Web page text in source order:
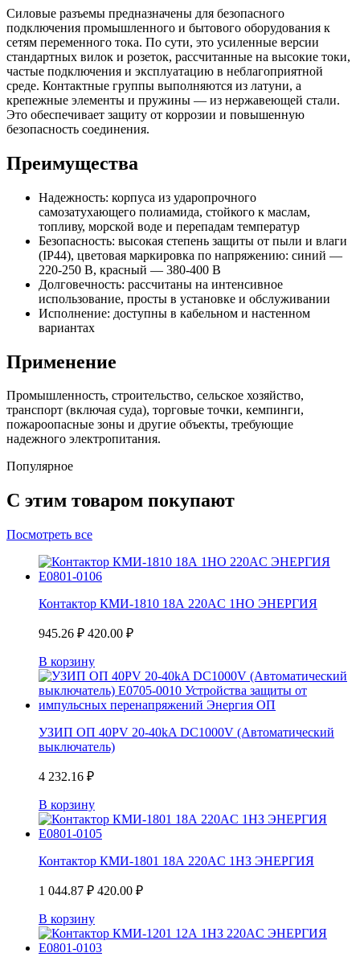
Силовые разъемы предназначены для безопасного
подключения промышленного и бытового оборудования к
сетям переменного тока. По сути, это усиленные версии
стандартных вилок и розеток, рассчитанные на высокие токи,
частые подключения и эксплуатацию в неблагоприятной
среде. Контактные группы выполняются из латуни, а
крепежные элементы и пружины — из нержавеющей стали.
Это обеспечивает защиту от коррозии и повышенную
безопасность соединения.
Преимущества
Надежность: корпуса из ударопрочного
самозатухающего полиамида, стойкого к маслам,
топливу, морской воде и перепадам температур
Безопасность: высокая степень защиты от пыли и влаги
(IP44), цветовая маркировка по напряжению: синий —
220-250 В, красный — 380-400 В
Долговечность: рассчитаны на интенсивное
использование, просты в установке и обслуживании
Исполнение: доступны в кабельном и настенном
вариантах
Применение
Промышленность, строительство, сельское хозяйство,
транспорт (включая суда), торговые точки, кемпинги,
пожароопасные зоны и другие объекты, требующие
надежного электропитания.
Популярное
С этим товаром покупают
Посмотреть все
Контактор КМИ-1810 18А 220AC 1НО ЭНЕРГИЯ
945.26 ₽ 420.00 ₽
В корзину
УЗИП ОП 40PV 20-40kA DC1000V (Автоматический
выключатель)
4 232.16 ₽
В корзину
Контактор КМИ-1801 18А 220AC 1НЗ ЭНЕРГИЯ
1 044.87 ₽ 420.00 ₽
В корзину